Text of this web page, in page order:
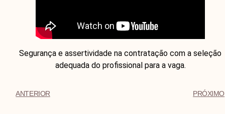
Segurança e assertividade na contratação com a seleção
adequada do profissional para a vaga.
ANTERIOR PRÓXIMO